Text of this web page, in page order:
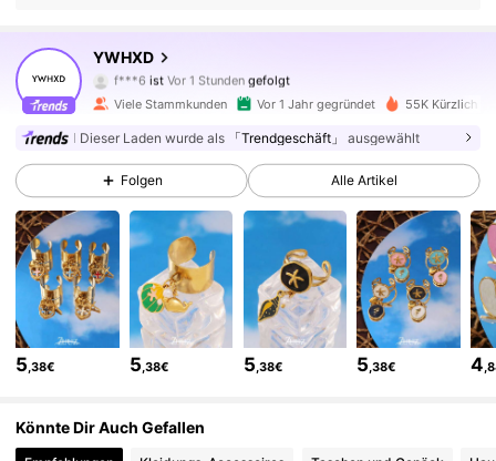
YWHXD
4,87
26K Follower
f***6 ist Vor 1 Stundengefolgt
ist am Durchsuchen
4,87
26K Follower
4,87 26K Follower
4,87 26K Follower
4,87 26K Follower
4,87 26K Follower
4,87
Viele Stammkunden Vor 1 Jahr gegründet 55K Kürzlich
Dieser Laden wurde als 「Trendgeschäft」 ausgewählt
Folgen Alle Artikel
5,38€ 5,38€ 5,38€ 5,38€ 4
Könnte Dir Auch Gefallen